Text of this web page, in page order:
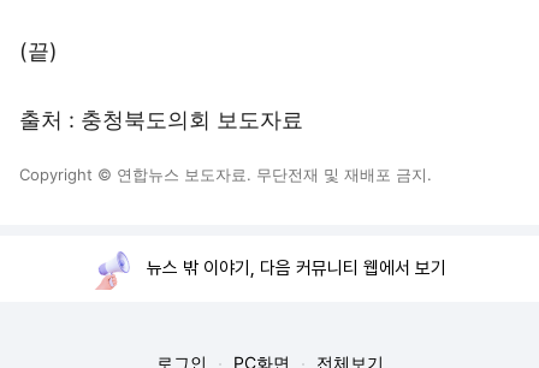
(끝)
출처 : 충청북도의회 보도자료
Copyright © 연합뉴스 보도자료. 무단전재 및 재배포 금지.
뉴스 밖 이야기, 다음 커뮤니티 웹에서 보기
로그인 PC화면 전체보기